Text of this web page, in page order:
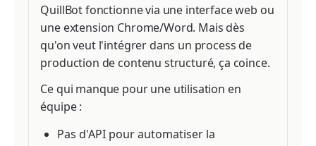
QuillBot fonctionne via une interface web ou
une extension Chrome/Word. Mais dès
qu'on veut l'intégrer dans un process de
production de contenu structuré, ça coince.
Ce qui manque pour une utilisation en
équipe :
Pas d'API pour automatiser la